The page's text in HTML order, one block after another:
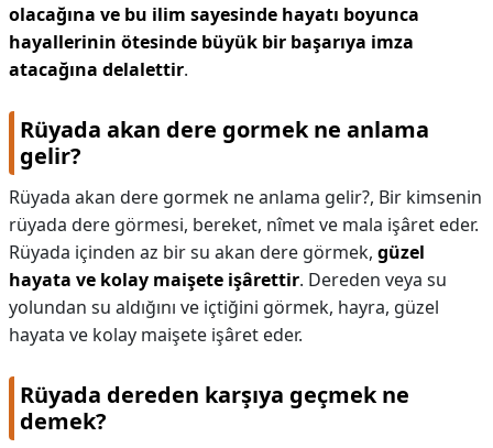
olacağına ve bu ilim sayesinde hayatı boyunca
hayallerinin ötesinde büyük bir başarıya imza
atacağına delalettir.
Rüyada akan dere gormek ne anlama
gelir?
Rüyada akan dere gormek ne anlama gelir?, Bir kimsenin
rüyada dere görmesi, bereket, nîmet ve mala işâret eder.
Rüyada içinden az bir su akan dere görmek, güzel
hayata ve kolay maişete işârettir. Dereden veya su
yolundan su aldığını ve içtiğini görmek, hayra, güzel
hayata ve kolay maişete işâret eder.
Rüyada dereden karşıya geçmek ne
demek?